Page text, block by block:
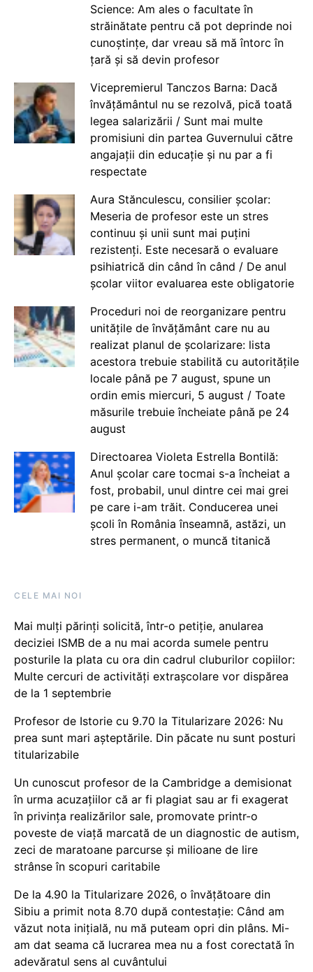
Science: Am ales o facultate în
străinătate pentru că pot deprinde noi
cunoștințe, dar vreau să mă întorc în
țară și să devin profesor
Vicepremierul Tanczos Barna: Dacă
învățământul nu se rezolvă, pică toată
legea salarizării / Sunt mai multe
promisiuni din partea Guvernului către
angajații din educație și nu par a fi
respectate
Aura Stănculescu, consilier școlar:
Meseria de profesor este un stres
continuu și unii sunt mai puțini
rezistenți. Este necesară o evaluare
psihiatrică din când în când / De anul
școlar viitor evaluarea este obligatorie
Proceduri noi de reorganizare pentru
unitățile de învățământ care nu au
realizat planul de școlarizare: lista
acestora trebuie stabilită cu autoritățile
locale până pe 7 august, spune un
ordin emis miercuri, 5 august / Toate
măsurile trebuie încheiate până pe 24
august
Directoarea Violeta Estrella Bontilă:
Anul școlar care tocmai s-a încheiat a
fost, probabil, unul dintre cei mai grei
pe care i-am trăit. Conducerea unei
școli în România înseamnă, astăzi, un
stres permanent, o muncă titanică
CELE MAI NOI
Mai mulți părinți solicită, într-o petiție, anularea
deciziei ISMB de a nu mai acorda sumele pentru
posturile la plata cu ora din cadrul cluburilor copiilor:
Multe cercuri de activități extrașcolare vor dispărea
de la 1 septembrie
Profesor de Istorie cu 9.70 la Titularizare 2026: Nu
prea sunt mari așteptările. Din păcate nu sunt posturi
titularizabile
Un cunoscut profesor de la Cambridge a demisionat
în urma acuzațiilor că ar fi plagiat sau ar fi exagerat
în privința realizărilor sale, promovate printr-o
poveste de viață marcată de un diagnostic de autism,
zeci de maratoane parcurse și milioane de lire
strânse în scopuri caritabile
De la 4.90 la Titularizare 2026, o învățătoare din
Sibiu a primit nota 8.70 după contestație: Când am
văzut nota inițială, nu mă puteam opri din plâns. Mi-
am dat seama că lucrarea mea nu a fost corectată în
adevăratul sens al cuvântului